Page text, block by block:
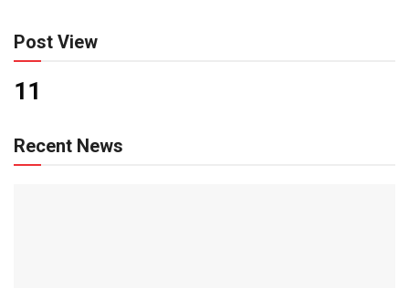
Post View
11
Recent News